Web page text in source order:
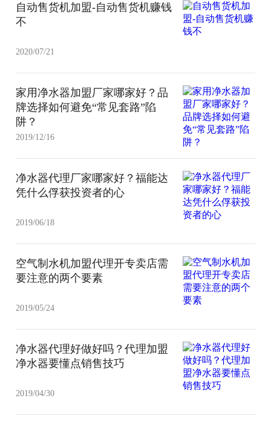
自动售货机加盟-自动售货机赚钱
不
2020/07/21
家用净水器加盟厂家哪家好？品
牌选择如何避免“常见套路”陷
阱？
2019/12/16
净水器代理厂家哪家好？福能达
凭什么俘获投资者的心
2019/06/18
空气制水机加盟代理开专卖店需
要注意的两个要素
2019/05/24
净水器代理好做好吗？代理加盟
净水器要懂点销售技巧
2019/04/30